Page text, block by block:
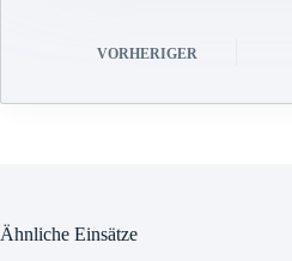
VORHERIGER
Ähnliche Einsätze